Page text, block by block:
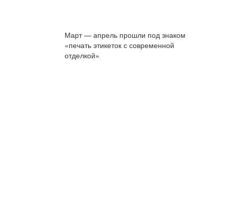
Март — апрель прошли под знаком
«печать этикеток с современной
отделкой»